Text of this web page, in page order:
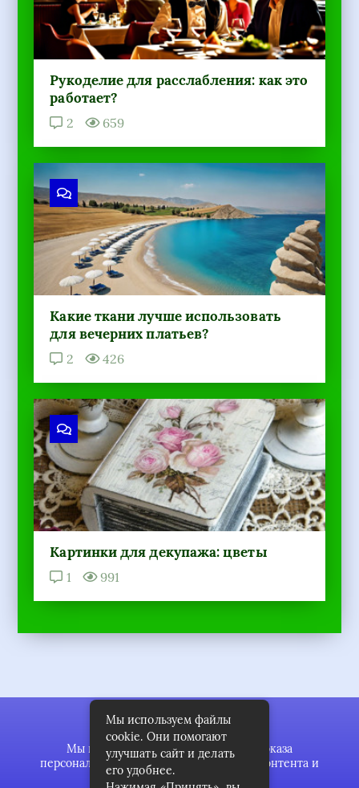
Рукоделие для расслабления: как это
работает?
2 659
Какие ткани лучше использовать
для вечерних платьев?
2 426
Картинки для декупажа: цветы
1 991
Мы используем файлы cookie для показа
персонализированной рекламы и/или контента и
анализа нашего трафика.
Мы используем файлы
cookie. Они помогают
улучшать сайт и делать
его удобнее.